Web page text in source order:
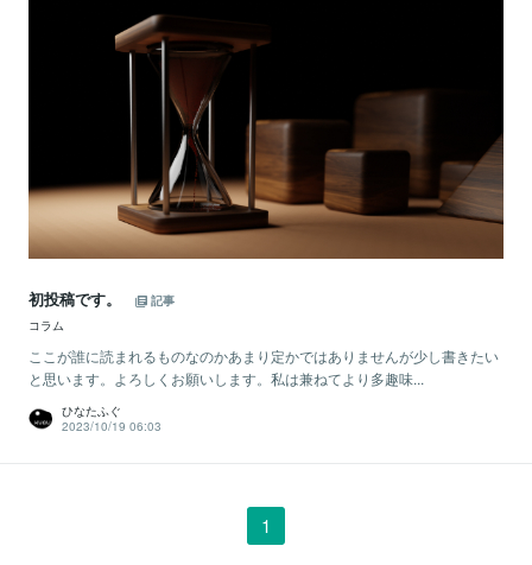
初投稿です。
記事
コラム
ここが誰に読まれるものなのかあまり定かではありませんが少し書きたい
と思います。よろしくお願いします。私は兼ねてより多趣味...
ひなたふぐ
2023/10/19 06:03
1